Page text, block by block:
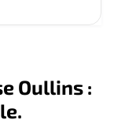
Oullins :